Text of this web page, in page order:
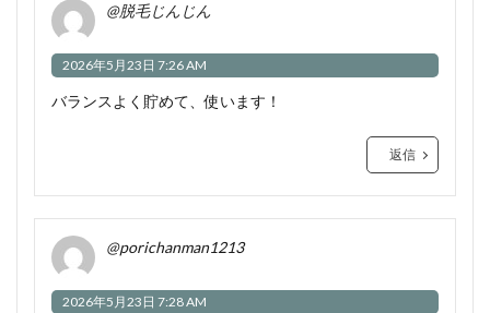
@脱毛じんじん
2026年5月23日 7:26 AM
バランスよく貯めて、使います！
返信
@porichanman1213
2026年5月23日 7:28 AM